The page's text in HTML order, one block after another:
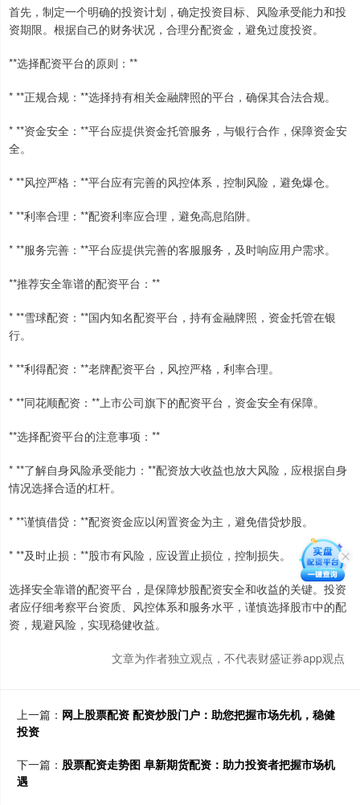
首先，制定一个明确的投资计划，确定投资目标、风险承受能力和投
资期限。根据自己的财务状况，合理分配资金，避免过度投资。
**选择配资平台的原则：**
* **正规合规：**选择持有相关金融牌照的平台，确保其合法合规。
* **资金安全：**平台应提供资金托管服务，与银行合作，保障资金安
全。
* **风控严格：**平台应有完善的风控体系，控制风险，避免爆仓。
* **利率合理：**配资利率应合理，避免高息陷阱。
* **服务完善：**平台应提供完善的客服服务，及时响应用户需求。
**推荐安全靠谱的配资平台：**
* **雪球配资：**国内知名配资平台，持有金融牌照，资金托管在银
行。
* **利得配资：**老牌配资平台，风控严格，利率合理。
* **同花顺配资：**上市公司旗下的配资平台，资金安全有保障。
**选择配资平台的注意事项：**
* **了解自身风险承受能力：**配资放大收益也放大风险，应根据自身
情况选择合适的杠杆。
* **谨慎借贷：**配资资金应以闲置资金为主，避免借贷炒股。
* **及时止损：**股市有风险，应设置止损位，控制损失。
选择安全靠谱的配资平台，是保障炒股配资安全和收益的关键。投资
者应仔细考察平台资质、风控体系和服务水平，谨慎选择股市中的配
资，规避风险，实现稳健收益。
文章为作者独立观点，不代表财盛证券app观点
上一篇： 网上股票配资 配资炒股门户：助您把握市场先机，稳健
投资
下一篇： 股票配资走势图 阜新期货配资：助力投资者把握市场机
遇